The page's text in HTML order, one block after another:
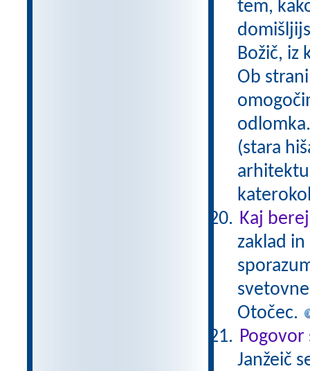
tem,
Božič, iz
Ob
(stara
Kaj
zaklad
Otočec.
Pogovor
Janžeič